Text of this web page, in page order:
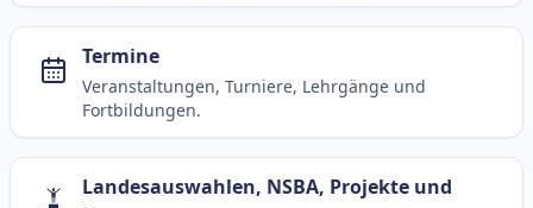
Termine
Veranstaltungen, Turniere, Lehrgänge und
Fortbildungen.
Landesauswahlen, NSBA, Projekte und